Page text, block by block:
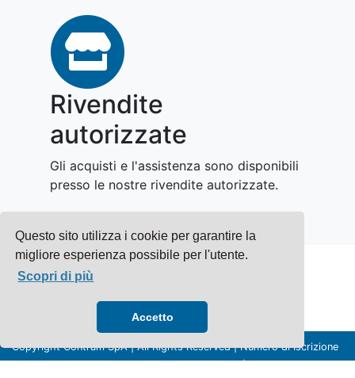
Questo sito utilizza i cookie per garantire la
migliore esperienza possibile per l'utente.
Scopri di più
Accetto
Rivendite
autorizzate
Gli acquisti e l'assistenza sono disponibili
presso le nostre rivendite autorizzate.
Copyright Contram SpA | All Rights Reserved | Numero di Iscrizione